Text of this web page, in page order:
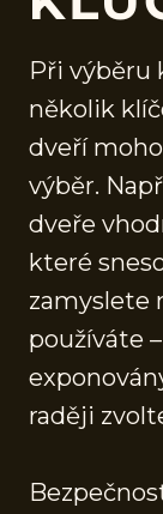
Při výběru
několik
dveří
výběr.
dveře
které
zamyslete
používáte
raději